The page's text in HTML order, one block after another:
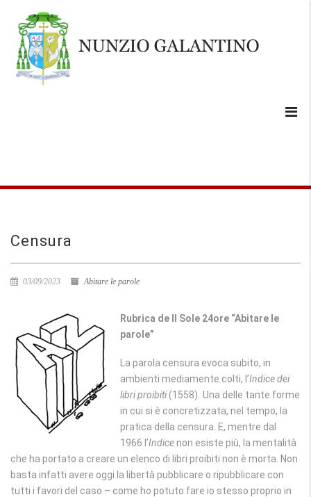
Censura
03/09/2023 Abitare le parole
Rubrica de Il Sole 24ore “Abitare le
parole”
La parola censura evoca subito, in
ambienti mediamente colti, l’Indice dei
libri proibiti (1558) .Una delle tante forme
in cui si è concretizzata, nel tempo, la
pratica della censura. E, mentre dal
1966 l’Indicenon esiste più, la mentalità
che ha portato a creare un elenco di libri proibiti non è morta. Non
basta infatti avere oggi la libertà pubblicare o ripubblicare con
tutti i favori del caso – come ho potuto fare io stesso proprio in